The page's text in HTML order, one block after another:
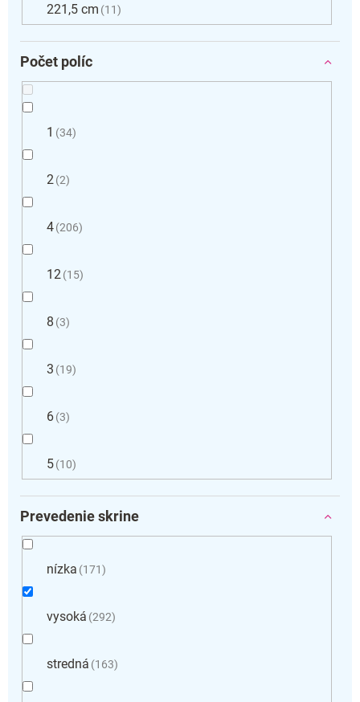
221,5 cm 11
Počet políc
1 34
2 2
4 206
12 15
8 3
3 19
6 3
5 10
Prevedenie skrine
nízka 171
vysoká 292
stredná 163